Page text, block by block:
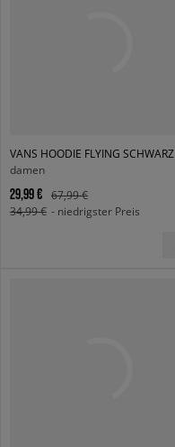
VANS HOODIE FLYING SCHWARZ
damen
29,99 €
67,99 €
34,99 € - niedrigster Preis